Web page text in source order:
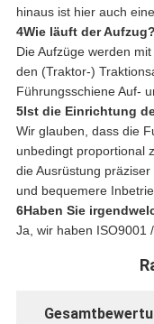
hinaus ist hier auch
4Wie läuft der Aufzug?
Die Aufzüge werden
den (Traktor-)
Führungsschiene Auf-
5Ist die Einrichtung
Wir glauben, dass die
unbedingt proportional
die Ausrüstung
und bequemere
6Haben Sie
Ja, wir haben ISO9001